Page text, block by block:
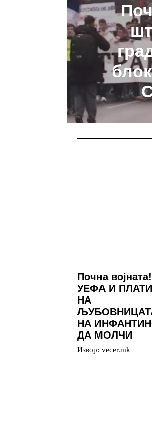
Почна војната!
УЕФА И
НА
НА
ДА МОЛЧИ
Извор: vecer.mk